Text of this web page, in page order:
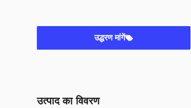
उद्धरण मांगें
उत्पाद का विवरण